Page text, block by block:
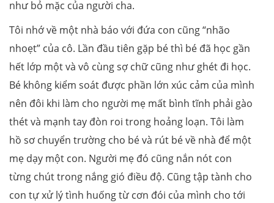
như bỏ mặc của người cha.
Tôi nhớ về một nhà báo với đứa con cũng “nhão
nhoẹt” của cô. Lần đầu tiên gặp bé thì bé đã học gần
hết lớp một và vô cùng sợ chữ cũng như ghét đi học.
Bé không kiểm soát được phần lớn xúc cảm của mình
nên đôi khi làm cho người mẹ mất bình tĩnh phải gào
thét và mạnh tay đòn roi trong hoảng loạn. Tôi làm
hồ sơ chuyển trường cho bé và rút bé về nhà để một
mẹ dạy một con. Người mẹ đó cũng nắn nót con
từng chút trong nắng gió điều độ. Cũng tập tành cho
con tự xử lý tình huống từ cơn đói của mình cho tới